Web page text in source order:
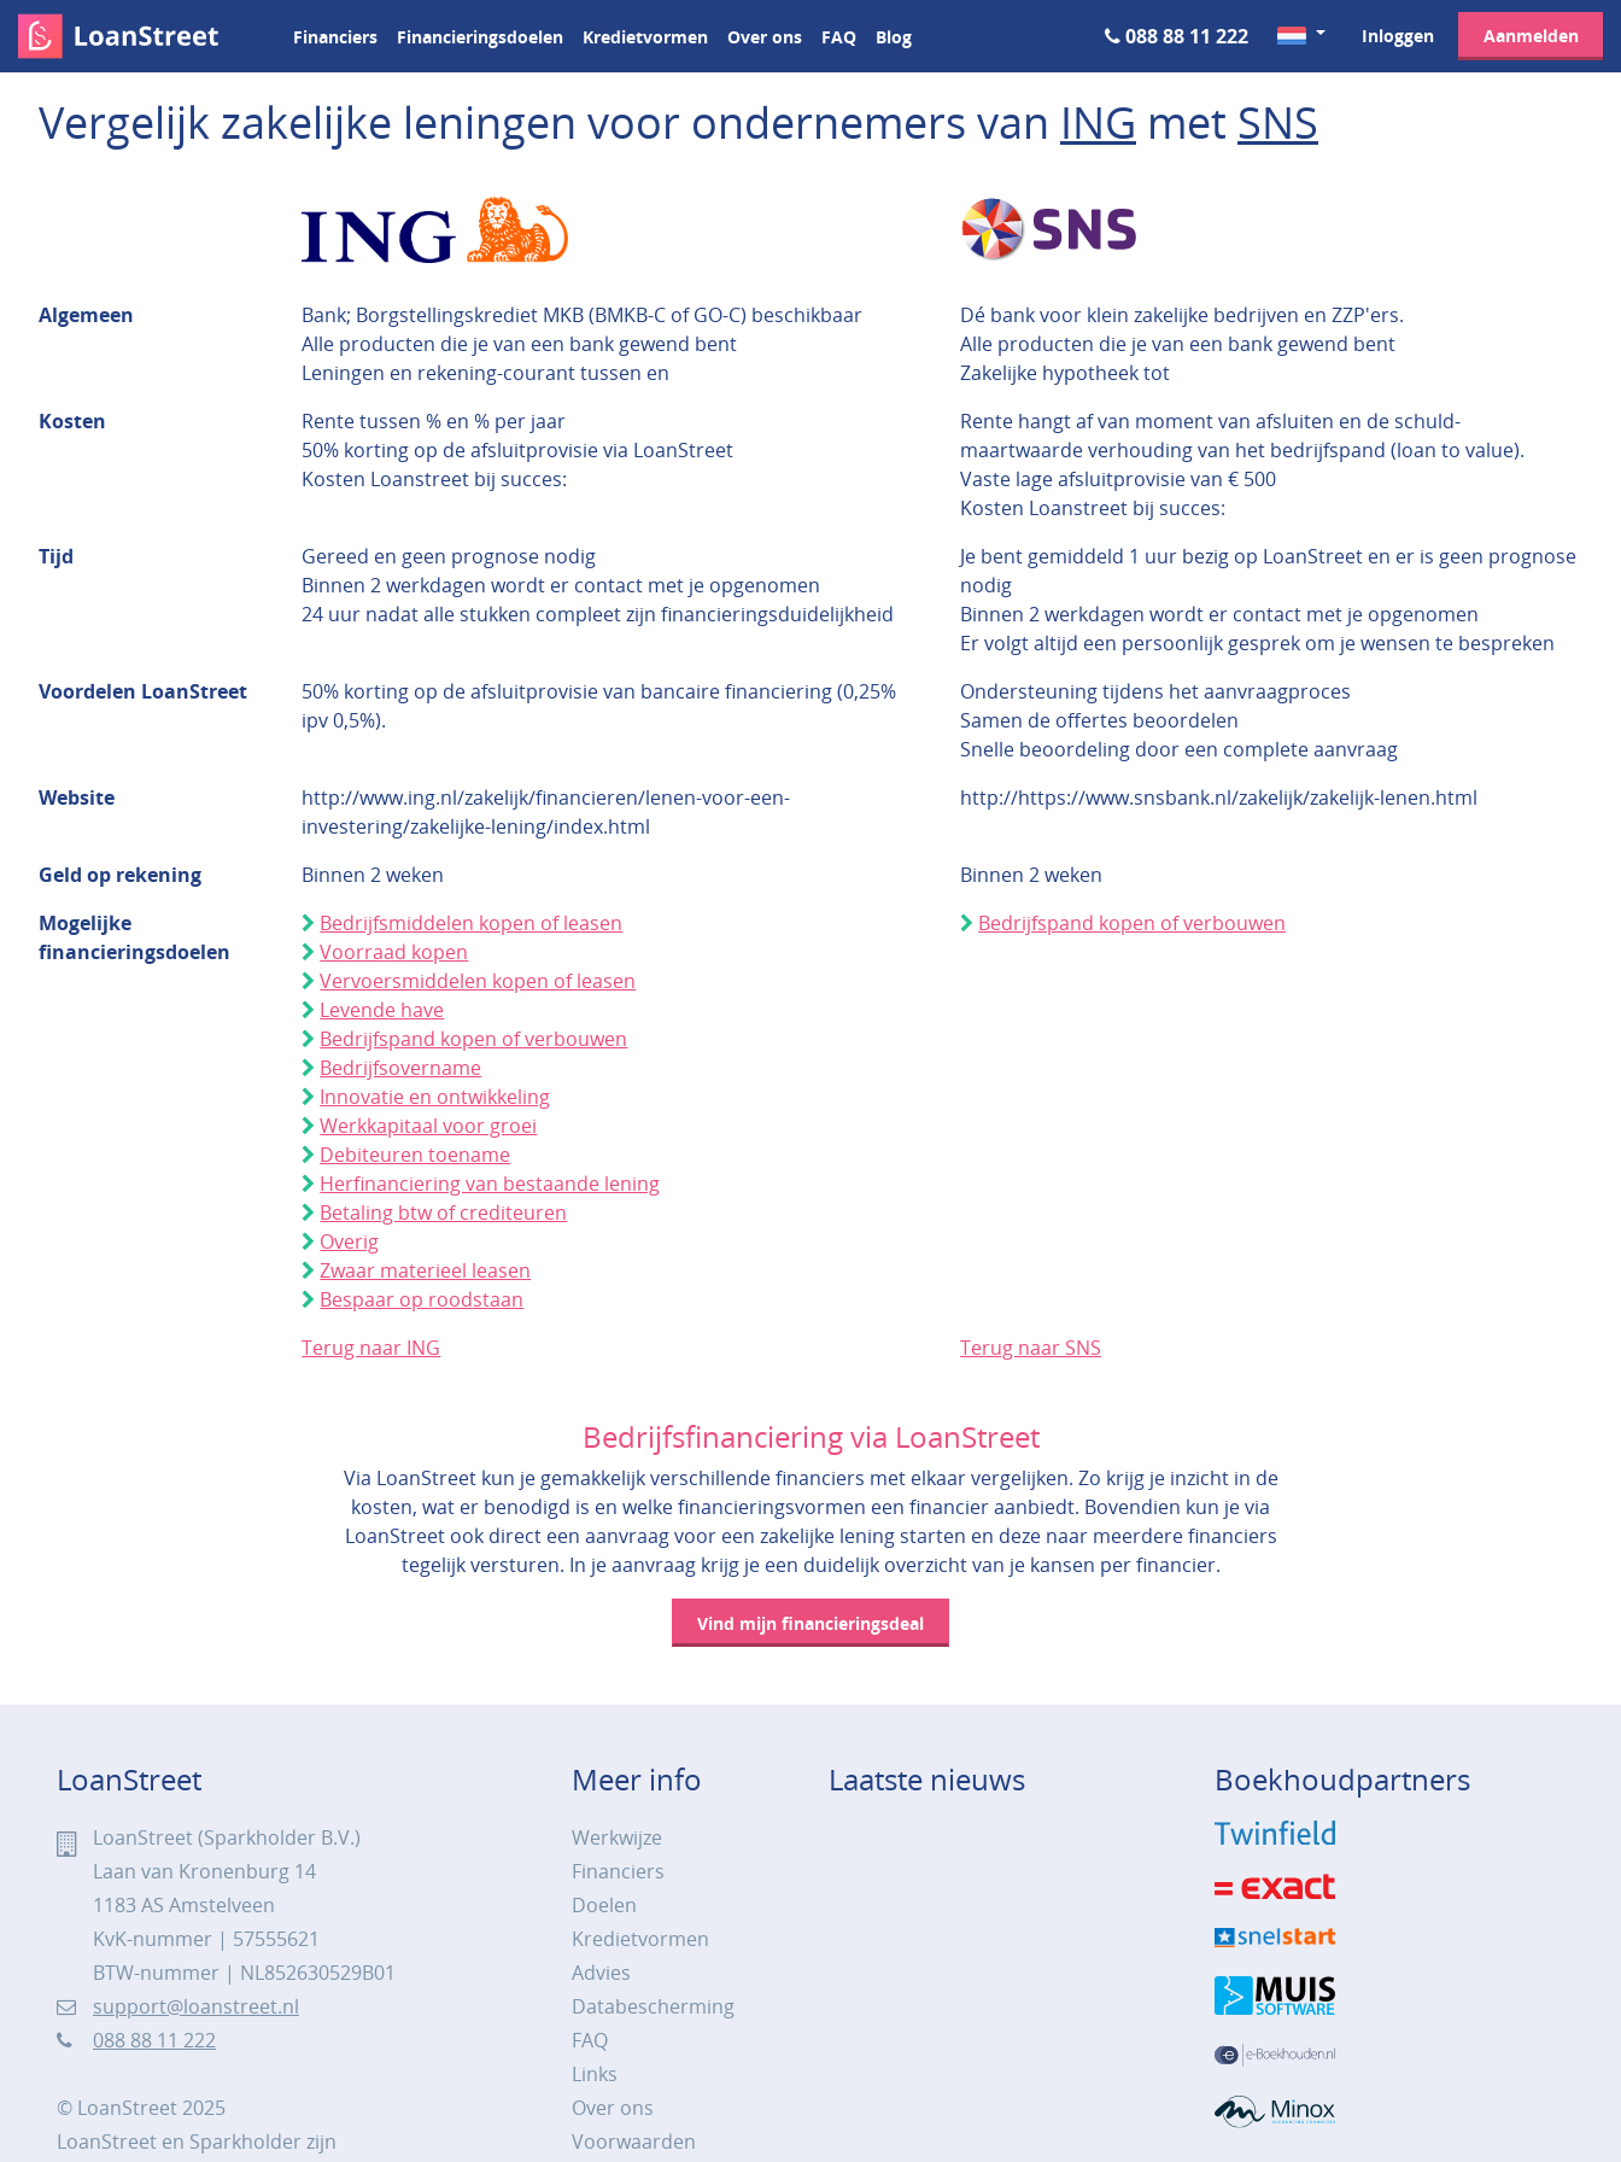
Financiers Financieringsdoelen Kredietvormen Over ons FAQ Blog 088 88 11 222 Inloggen Aanmelden
Vergelijk zakelijke leningen voor ondernemers van ING met SNS
Algemeen
Bank; Borgstellingskrediet MKB (BMKB-C of GO-C) beschikbaar
Alle producten die je van een bank gewend bent
Leningen en rekening-courant tussen en
Dé bank voor klein zakelijke bedrijven en ZZP'ers.
Alle producten die je van een bank gewend bent
Zakelijke hypotheek tot
Kosten
Rente tussen % en % per jaar
50% korting op de afsluitprovisie via LoanStreet
Kosten Loanstreet bij succes:
Rente hangt af van moment van afsluiten en de schuld-
maartwaarde verhouding van het bedrijfspand (loan to value).
Vaste lage afsluitprovisie van € 500
Kosten Loanstreet bij succes:
Tijd
Gereed en geen prognose nodig
Binnen 2 werkdagen wordt er contact met je opgenomen
24 uur nadat alle stukken compleet zijn financieringsduidelijkheid
Je bent gemiddeld 1 uur bezig op LoanStreet en er is geen prognose
nodig
Binnen 2 werkdagen wordt er contact met je opgenomen
Er volgt altijd een persoonlijk gesprek om je wensen te bespreken
Voordelen LoanStreet
50% korting op de afsluitprovisie van bancaire financiering (0,25%
ipv 0,5%).
Ondersteuning tijdens het aanvraagproces
Samen de offertes beoordelen
Snelle beoordeling door een complete aanvraag
Website
http://www.ing.nl/zakelijk/financieren/lenen-voor-een-
investering/zakelijke-lening/index.html
http://https://www.snsbank.nl/zakelijk/zakelijk-lenen.html
Geld op rekening Binnen 2 weken
Binnen 2 weken
Mogelijke
financieringsdoelen
Bedrijfsmiddelen kopen of leasen
Voorraad kopen
Vervoersmiddelen kopen of leasen
Levende have
Bedrijfspand kopen of verbouwen
Bedrijfsovername
Innovatie en ontwikkeling
Werkkapitaal voor groei
Debiteuren toename
Herfinanciering van bestaande lening
Betaling btw of crediteuren
Overig
Zwaar materieel leasen
Bespaar op roodstaan
Bedrijfspand kopen of verbouwen
Terug naar ING Terug naar SNS
Bedrijfsfinanciering via LoanStreet
Via LoanStreet kun je gemakkelijk verschillende financiers met elkaar vergelijken. Zo krijg je inzicht in de
kosten, wat er benodigd is en welke financieringsvormen een financier aanbiedt. Bovendien kun je via
LoanStreet ook direct een aanvraag voor een zakelijke lening starten en deze naar meerdere financiers
tegelijk versturen. In je aanvraag krijg je een duidelijk overzicht van je kansen per financier.
Vind mijn financieringsdeal
LoanStreet
LoanStreet (Sparkholder B.V.)
Laan van Kronenburg 14
1183 AS Amstelveen
KvK-nummer | 57555621
BTW-nummer | NL852630529B01
support@loanstreet.nl
088 88 11 222
© LoanStreet 2025
LoanStreet en Sparkholder zijn
Meer info
Werkwijze
Financiers
Doelen
Kredietvormen
Advies
Databescherming
FAQ
Links
Over ons
Voorwaarden
Laatste nieuws Boekhoudpartners